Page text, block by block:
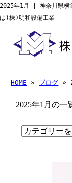
2025年1月 | 神奈川県横
は(株)明和設備工業
HOME » ブログ »
2025年1月の一